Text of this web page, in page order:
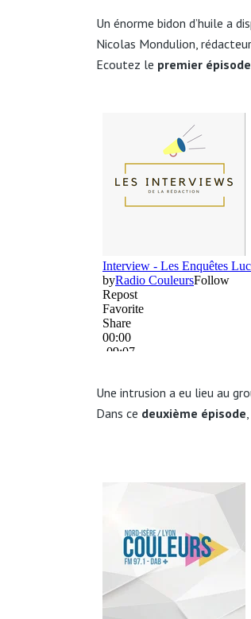
Un énorme bidon d’huile a
Nicolas Mondulion,
Ecoutez le premier épisode
Une intrusion a eu lieu au
Dans ce deuxième épisode